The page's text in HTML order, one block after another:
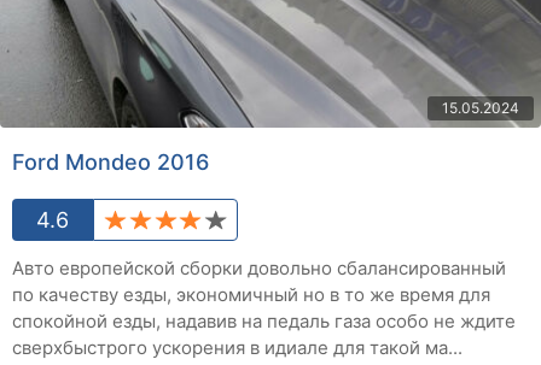
15.05.2024
Ford Mondeo 2016
4.6
Авто европейской сборки довольно сбалансированный
по качеству езды, экономичный но в то же время для
спокойной езды, надавив на педаль газа особо не ждите
сверхбыстрого ускорения в идиале для такой ма...